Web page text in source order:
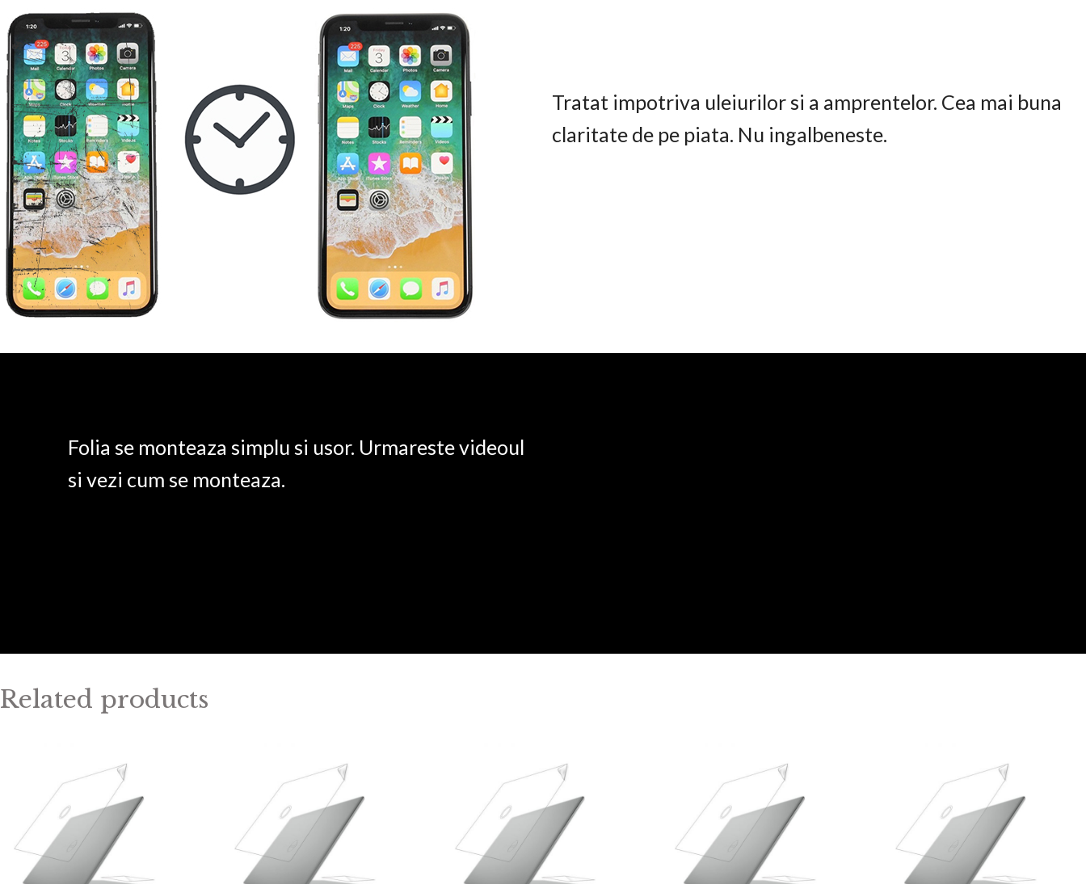
Tratat impotriva uleiurilor si a amprentelor. Cea mai buna
claritate de pe piata. Nu ingalbeneste.
Folia se monteaza simplu si usor. Urmareste videoul
si vezi cum se monteaza.
Related products